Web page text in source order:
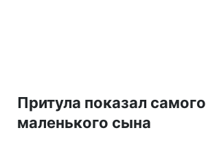
Притула показал самого
маленького сына